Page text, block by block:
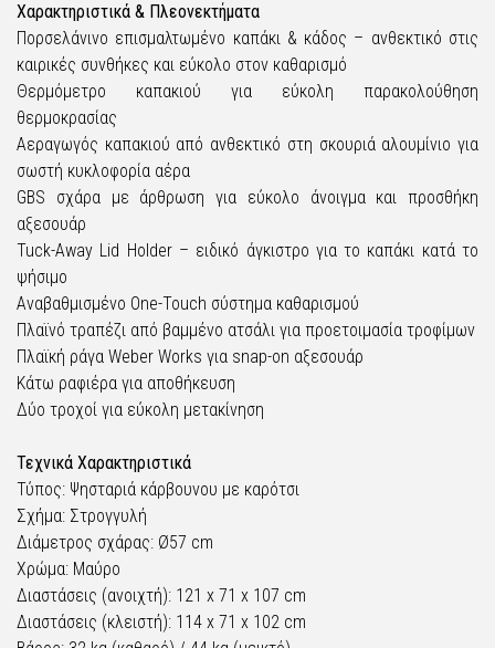
Χαρακτηριστικά & Πλεονεκτήματα
Πορσελάνινο επισμαλτωμένο καπάκι & κάδος – ανθεκτικό στις
καιρικές συνθήκες και εύκολο στον καθαρισμό
Θερμόμετρο καπακιού για εύκολη παρακολούθηση
θερμοκρασίας
Αεραγωγός καπακιού από ανθεκτικό στη σκουριά αλουμίνιο για
σωστή κυκλοφορία αέρα
GBS σχάρα με άρθρωση για εύκολο άνοιγμα και προσθήκη
αξεσουάρ
Tuck-Away Lid Holder – ειδικό άγκιστρο για το καπάκι κατά το
ψήσιμο
Αναβαθμισμένο One-Touch σύστημα καθαρισμού
Πλαϊνό τραπέζι από βαμμένο ατσάλι για προετοιμασία τροφίμων
Πλαϊκή ράγα Weber Works για snap-on αξεσουάρ
Κάτω ραφιέρα για αποθήκευση
Δύο τροχοί για εύκολη μετακίνηση
Τεχνικά Χαρακτηριστικά
Τύπος: Ψησταριά κάρβουνου με καρότσι
Σχήμα: Στρογγυλή
Διάμετρος σχάρας: Ø57 cm
Χρώμα: Μαύρο
Διαστάσεις (ανοιχτή): 121 x 71 x 107 cm
Διαστάσεις (κλειστή): 114 x 71 x 102 cm